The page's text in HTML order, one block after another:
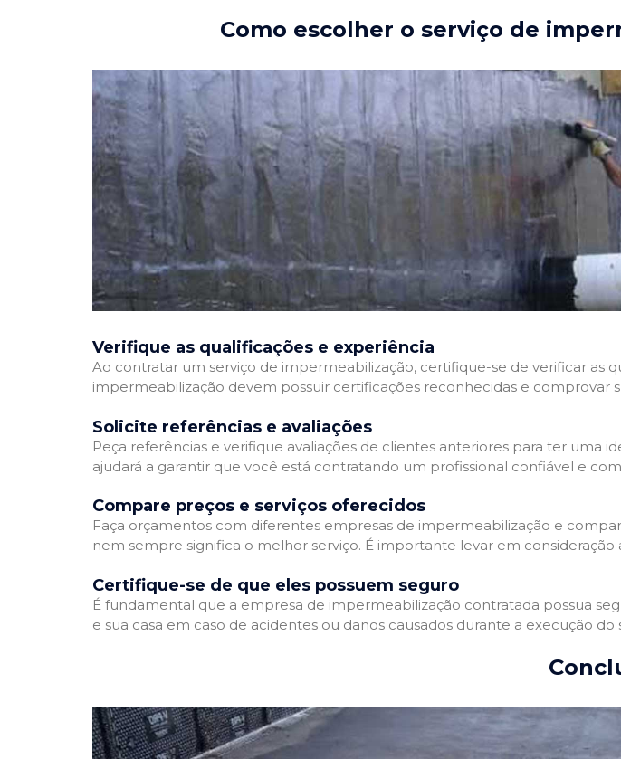
Como escolher o serviço de
Verifique as qualificações e experiência
Ao contratar um serviço de impermeabilização, certifique-se de verificar as
impermeabilização devem possuir certificações reconhecidas e comprovar
Solicite referências e avaliações
Peça referências e verifique avaliações de clientes anteriores para ter uma
ajudará a garantir que você está contratando um profissional confiável e
Compare preços e serviços oferecidos
Faça orçamentos com diferentes empresas de impermeabilização e
nem sempre significa o melhor serviço. É importante levar em
Certifique-se de que eles possuem seguro
É fundamental que a empresa de impermeabilização contratada possua
e sua casa em caso de acidentes ou danos causados durante a execução do